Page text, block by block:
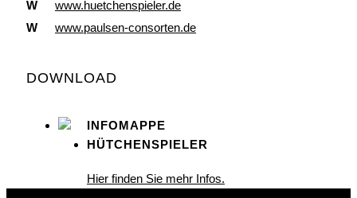
W
www.huetchenspieler.de
W
www.paulsen-consorten.de
DOWNLOAD
INFOMAPPE
HÜTCHENSPIELER
Hier finden Sie mehr Infos.